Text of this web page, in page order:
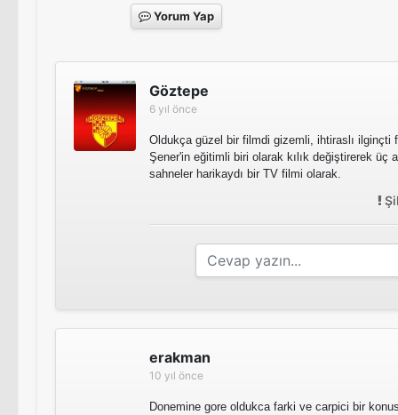
Yorum Yap
Göztepe
6 yıl önce
Oldukça güzel bir filmdi gizemli, ihtiraslı ilginçti
Şener'in eğitimli biri olarak kılık değiştirerek üç
sahneler harikaydı bir TV filmi olarak.
erakman
10 yıl önce
Donemine gore oldukca farki ve carpici bir